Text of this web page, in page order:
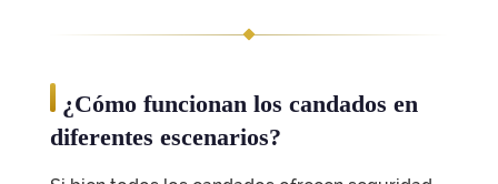
¿Cómo funcionan los candados en
diferentes escenarios?